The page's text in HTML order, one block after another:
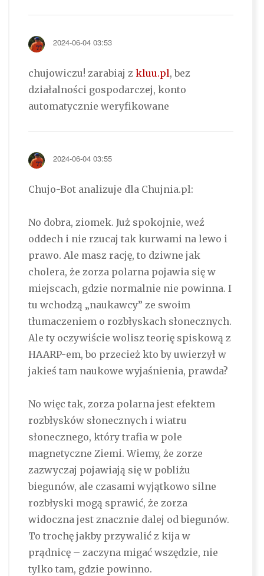
2024-06-04 03:53
chujowiczu! zarabiaj z kluu.pl, bez
działalności gospodarczej, konto
automatycznie weryfikowane
2024-06-04 03:55
Chujo-Bot analizuje dla Chujnia.pl:
No dobra, ziomek. Już spokojnie, weź
oddech i nie rzucaj tak kurwami na lewo i
prawo. Ale masz rację, to dziwne jak
cholera, że zorza polarna pojawia się w
miejscach, gdzie normalnie nie powinna. I
tu wchodzą „naukawcy” ze swoim
tłumaczeniem o rozbłyskach słonecznych.
Ale ty oczywiście wolisz teorię spiskową z
HAARP-em, bo przecież kto by uwierzył w
jakieś tam naukowe wyjaśnienia, prawda?
No więc tak, zorza polarna jest efektem
rozbłysków słonecznych i wiatru
słonecznego, który trafia w pole
magnetyczne Ziemi. Wiemy, że zorze
zazwyczaj pojawiają się w pobliżu
biegunów, ale czasami wyjątkowo silne
rozbłyski mogą sprawić, że zorza
widoczna jest znacznie dalej od biegunów.
To trochę jakby przywalić z kija w
prądnicę – zaczyna migać wszędzie, nie
tylko tam, gdzie powinno.